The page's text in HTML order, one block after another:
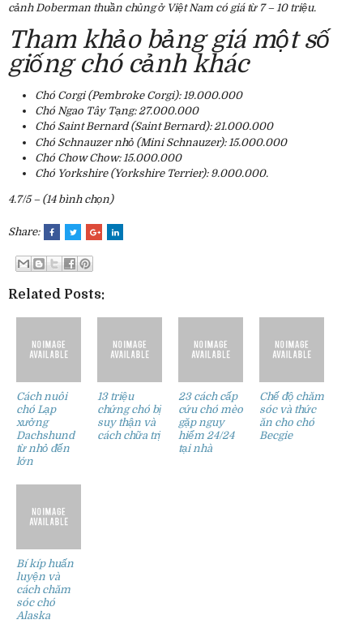
cảnh Doberman thuần chủng ở Việt Nam có giá từ 7 – 10 triệu.
Tham khảo bảng giá một số
giống chó cảnh khác
Chó Corgi (Pembroke Corgi): 19.000.000
Chó Ngao Tây Tạng: 27.000.000
Chó Saint Bernard (Saint Bernard): 21.000.000
Chó Schnauzer nhỏ (Mini Schnauzer): 15.000.000
Chó Chow Chow: 15.000.000
Chó Yorkshire (Yorkshire Terrier): 9.000.000.
4.7/5 – (14 bình chọn)
Share:
Related Posts:
Cách nuôi
chó Lạp
xưởng
Dachshund
từ nhỏ đến
lớn
13 triệu
chứng chó bị
suy thận và
cách chữa trị
23 cách cấp
cứu chó mèo
gặp nguy
hiểm 24/24
tại nhà
Chế độ chăm
sóc và thức
ăn cho chó
Becgie
Bí kíp huấn
luyện và
cách chăm
sóc chó
Alaska